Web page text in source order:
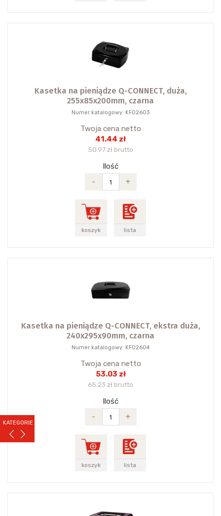
KATEGORIE
Kasetka na pieniądze Q-CONNECT, duża,
255x85x200mm, czarna
Numer katalogowy: KF02603
Twoja cena netto
41.44 zł
50.97 zł brutto
Ilość
-
+
koszyk lista
Kasetka na pieniądze Q-CONNECT, ekstra duża,
240x295x90mm, czarna
Numer katalogowy: KF02604
Twoja cena netto
53.03 zł
65.23 zł brutto
Ilość
-
+
koszyk lista